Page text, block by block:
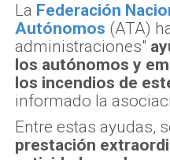
La Federación
Autónomos (ATA)
administraciones"
los autónomos y
los incendios de
informado la
Entre estas ayudas,
prestación